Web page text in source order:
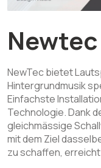
Newtec
NewTec bietet
Hintergrundmusik
Einfachste
Technologie. Dank
gleichmässige
mit dem Ziel
zu schaffen,